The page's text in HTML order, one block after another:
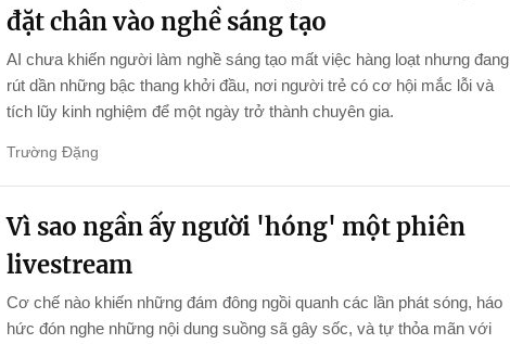
đặt chân vào nghề sáng tạo
AI chưa khiến người làm nghề sáng tạo mất việc hàng loạt nhưng đang
rút dần những bậc thang khởi đầu, nơi người trẻ có cơ hội mắc lỗi và
tích lũy kinh nghiệm để một ngày trở thành chuyên gia.
Trường Đặng
Vì sao ngần ấy người 'hóng' một phiên
livestream
Cơ chế nào khiến những đám đông ngồi quanh các lần phát sóng, háo
hức đón nghe những nội dung suồng sã gây sốc, và tự thỏa mãn với